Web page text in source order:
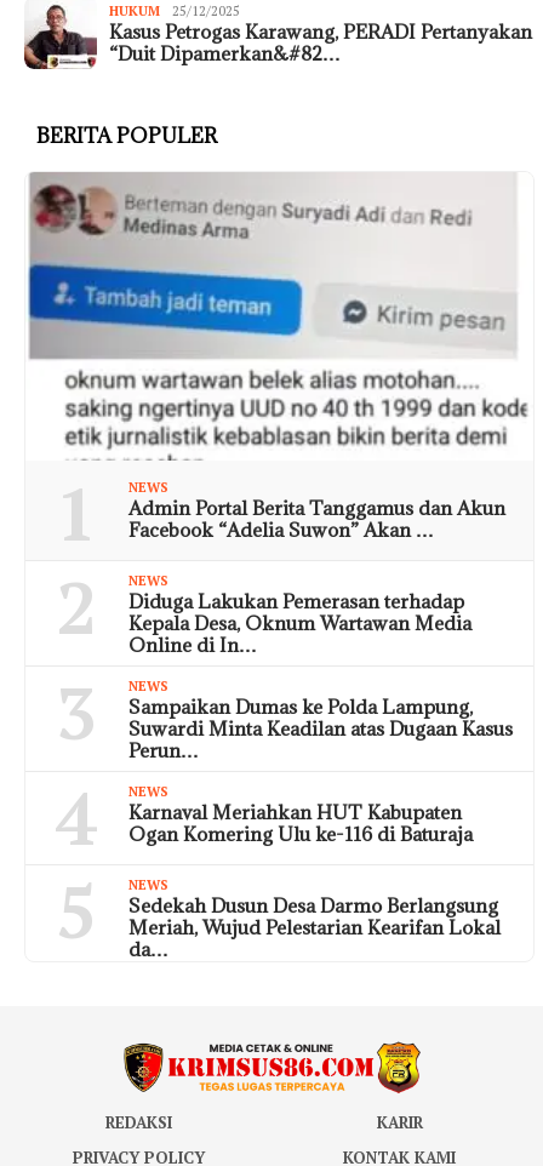
HUKUM 25/12/2025
Kasus Petrogas Karawang, PERADI Pertanyakan
“Duit Dipamerkan&#82…
BERITA POPULER
1 NEWS
Admin Portal Berita Tanggamus dan Akun
Facebook “Adelia Suwon” Akan …
2 NEWS
Diduga Lakukan Pemerasan terhadap
Kepala Desa, Oknum Wartawan Media
Online di In…
3 NEWS
Sampaikan Dumas ke Polda Lampung,
Suwardi Minta Keadilan atas Dugaan Kasus
Perun…
4 NEWS
Karnaval Meriahkan HUT Kabupaten
Ogan Komering Ulu ke-116 di Baturaja
5 NEWS
Sedekah Dusun Desa Darmo Berlangsung
Meriah, Wujud Pelestarian Kearifan Lokal
da…
REDAKSI
KARIR
PRIVACY POLICY
KONTAK KAMI